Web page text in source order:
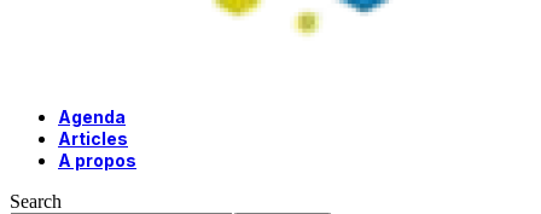
Agenda
Articles
A propos
Search